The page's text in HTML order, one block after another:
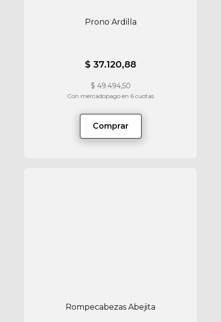
Prono Ardilla
$ 37.120,88
$ 49.494,50
Con mercadopago en 6 cuotas
Comprar
Rompecabezas Abejita